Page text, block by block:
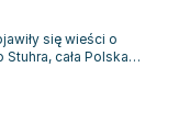
się wieści o
cała Polska
prz...